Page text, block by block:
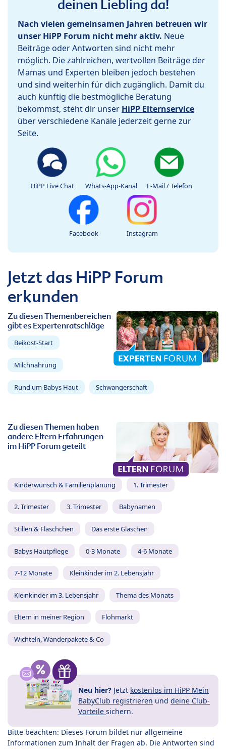
deinen Liebling da!
Nach vielen gemeinsamen Jahren betreuen wir
unser HiPP Forum nicht mehr aktiv. Neue
Beiträge oder Antworten sind nicht mehr
möglich. Die zahlreichen, wertvollen Beiträge der
Mamas und Experten bleiben jedoch bestehen
und sind weiterhin für dich zugänglich. Damit du
auch künftig die bestmögliche Beratung
bekommst, steht dir unser HiPP Elternservice
über verschiedene Kanäle jederzeit gerne zur
Seite.
HiPP Live Chat Whats-App-Kanal E-Mail / Telefon
Facebook Instagram
Jetzt das HiPP Forum
erkunden
Zu diesen Themenbereichen
gibt es Expertenratschläge
Beikost-Start
Milchnahrung
Rund um Babys Haut Schwangerschaft
Zu diesen Themen haben
andere Eltern Erfahrungen
im HiPP Forum geteilt
Kinderwunsch & Familienplanung 1. Trimester
2. Trimester 3. Trimester Babynamen
Stillen & Fläschchen Das erste Gläschen
Babys Hautpflege 0-3 Monate 4-6 Monate
7-12 Monate Kleinkinder im 2. Lebensjahr
Kleinkinder im 3. Lebensjahr Thema des Monats
Eltern in meiner Region Flohmarkt
Wichteln, Wanderpakete & Co
Neu hier? Jetzt kostenlos im HiPP Mein
BabyClub registrieren und deine Club-
Vorteile sichern.
Bitte beachten: Dieses Forum bildet nur allgemeine
Informationen zum Inhalt der Fragen ab. Die Antworten sind